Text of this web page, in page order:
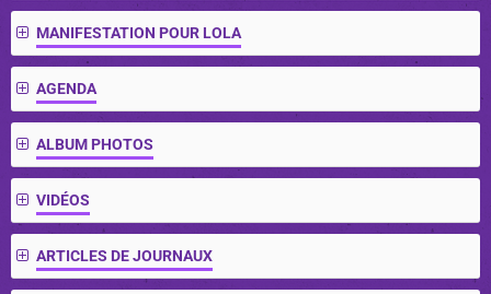
MANIFESTATION POUR LOLA
AGENDA
ALBUM PHOTOS
VIDÉOS
ARTICLES DE JOURNAUX